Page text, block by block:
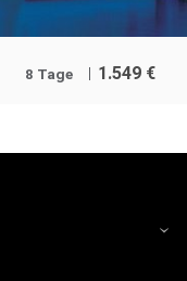
8 Tage 1.549 €